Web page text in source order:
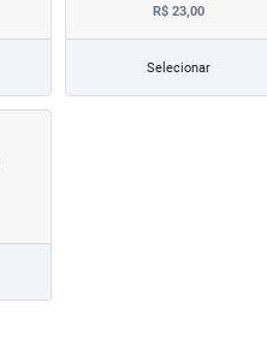
R$ 23,00
Selecionar